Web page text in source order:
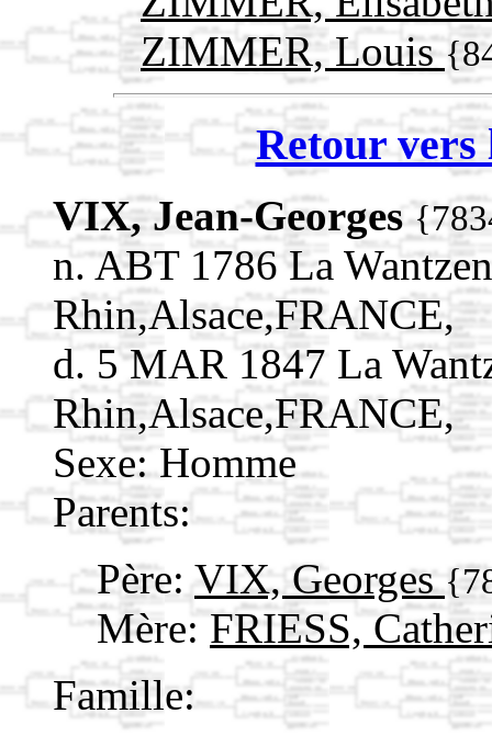
ZIMMER, Louis
Retour vers
VIX, Jean-Georges
n. ABT 1786 La
Rhin,Alsace,FRANCE,
d. 5 MAR 1847 La
Rhin,Alsace,FRANCE,
Sexe: Homme
Parents:
Père: VIX, Georges
Mère:FRIESS,
Famille: